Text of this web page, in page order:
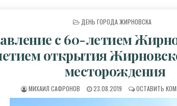
ОПУБЛИКОВАНО В
ДЕНЬ ГОРОДА ЖИРНОВСКА
с 60-летием
открытия
месторождения
АВТОР:
МИХАИЛ САФРОНОВ ДАТА ПУБЛИКАЦИИ:
23.08.2019 ОСТАВИТЬ